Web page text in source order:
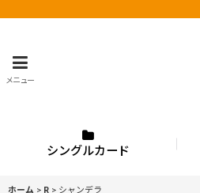
メニュー
シングルカード
ホーム > R > シャンデラ